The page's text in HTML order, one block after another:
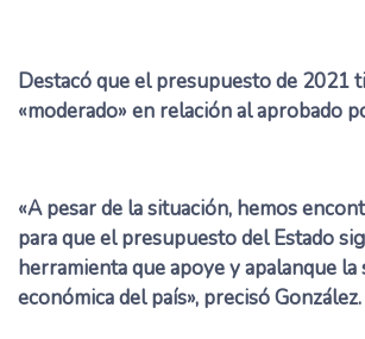
Destacó que el presupuesto de 2021
«moderado» en relación al aprobado
«A pesar de la situación, hemos
para que el presupuesto del Estado
herramienta que apoye y apalanque la
económica del país», precisó González.